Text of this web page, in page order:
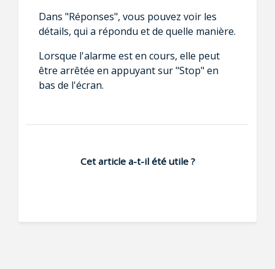
Dans "Réponses", vous pouvez voir les
détails, qui a répondu et de quelle manière.
Lorsque l'alarme est en cours, elle peut
être arrêtée en appuyant sur "Stop" en
bas de l'écran.
Cet article a-t-il été utile ?